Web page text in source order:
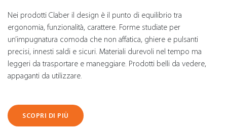
Nei prodotti Claber il design è il punto di equilibrio tra
ergonomia, funzionalità, carattere. Forme studiate per
un’impugnatura comoda che non affatica, ghiere e pulsanti
precisi, innesti saldi e sicuri. Materiali durevoli nel tempo ma
leggeri da trasportare e maneggiare. Prodotti belli da vedere,
appaganti da utilizzare.
SCOPRI DI PIÙ